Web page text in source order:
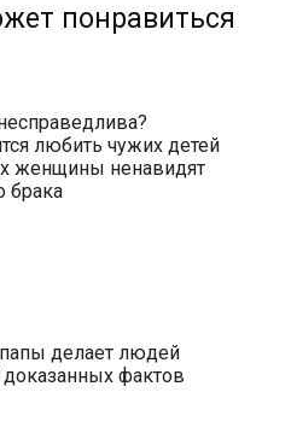
понравиться
любить чужих детей
женщины ненавидят
брака
делает людей
фактов